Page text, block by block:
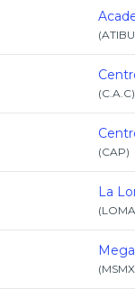
(ATIBU
(C.A.C)
(CAP)
La
(
(MSMX